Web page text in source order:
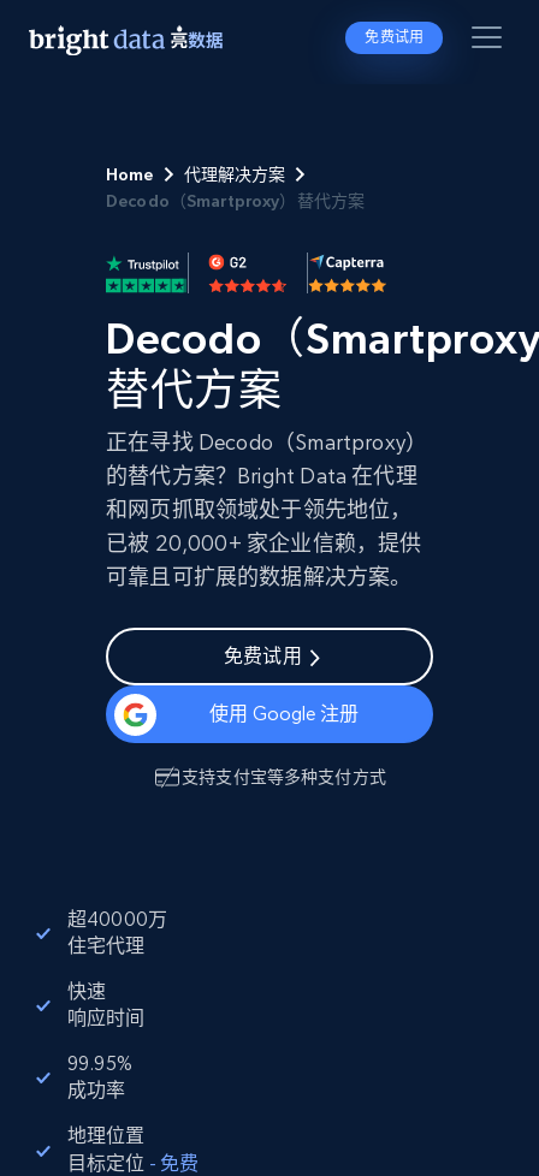
免费试用
Home
代理解决方案
Decodo（Smartproxy）替代方案
Decodo（
替代方案
正在寻找 Decodo（Smartproxy）
的替代方案？Bright Data 在代理
和网页抓取领域处于领先地位，
已被 20,000+ 家企业信赖，提供
可靠且可扩展的数据解决方案。
免费试用
使用 Google 注册
支持支付宝等多种支付方式
超40000万
住宅代理
快速
响应时间
99.95%
成功率
地理位置
目标定位 - 免费